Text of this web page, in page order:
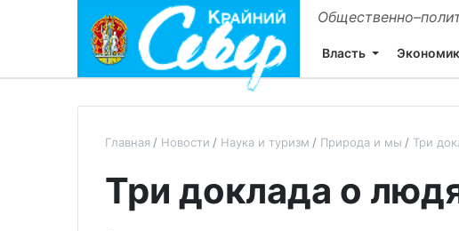
Власть
Главная Новости Наука и туризм Природа и мы Три
Три доклада о